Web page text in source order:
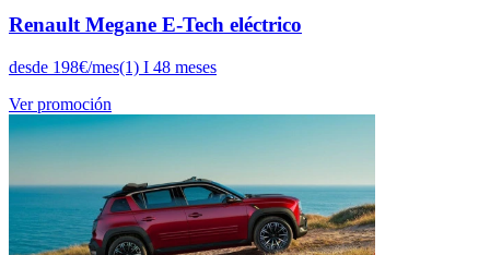
Renault Megane E-Tech eléctrico
desde 198€/mes(1) I 48 meses
Ver promoción